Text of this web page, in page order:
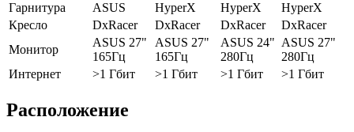
Гарнитура
ASUS HyperX HyperX
HyperX
Кресло
DxRacer DxRacer DxRacer
DxRacer
Монитор
ASUS 27"
165Гц
ASUS 27"
165Гц
ASUS 24"
280Гц
ASUS 27"
280Гц
Интернет
>1 Гбит >1 Гбит >1 Гбит >1 Гбит
Расположение